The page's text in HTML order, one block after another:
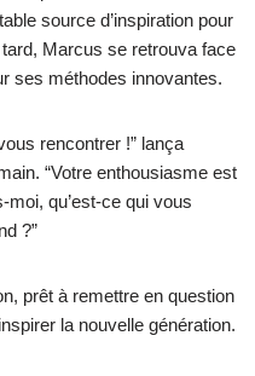
source d’inspiration pour
Marcus se retrouva face
ses méthodes innovantes.
rencontrer !” lança
“Votre enthousiasme est
qu’est-ce qui vous
?”
prêt à remettre en question
la nouvelle génération.